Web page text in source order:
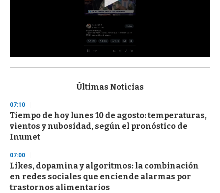
s
d
s
o
f
3
s
e
c
o
n
Últimas Noticias
07:10
Tiempo de hoy lunes 10 de agosto: temperaturas,
vientos y nubosidad, según el pronóstico de
Inumet
07:00
Likes, dopamina y algoritmos: la combinación
en redes sociales que enciende alarmas por
trastornos alimentarios